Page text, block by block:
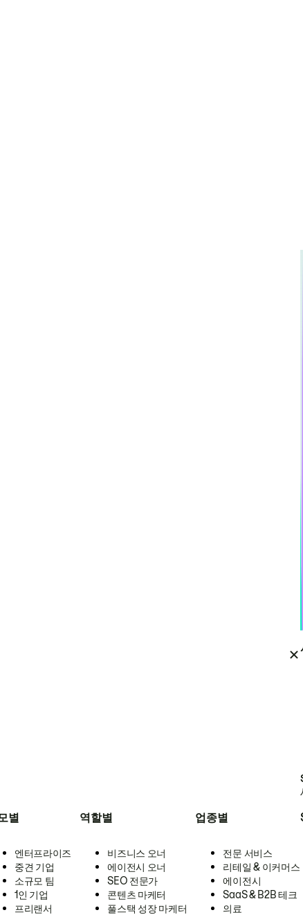
별
엔터프라이즈
중견 기업
소규모 팀
1인 기업
프리랜서
역할별
비즈니스 오너
에이전시 오너
SEO 전문가
콘텐츠 마케터
풀스택 성장 마케터
업종별
전문 서비스
리테일 & 이커머스
에이전시
SaaS & B2B 테크
의료